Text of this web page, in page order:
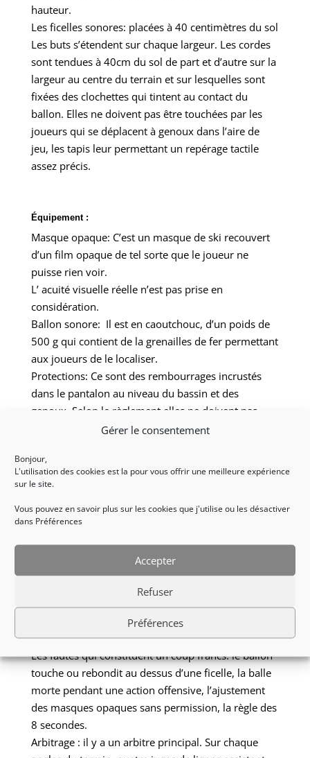
Gérer le consentement
Bonjour,
L'utilisation des cookies est la pour vous offrir une meilleure expérience
sur le site.
Vous pouvez en savoir plus sur les cookies que j'utilise ou les désactiver
dans Préférences
Accepter
Refuser
Préférences
hauteur.
Les ficelles sonores: placées à 40 centimètres du sol
Les buts s’étendent sur chaque largeur. Les cordes
sont tendues à 40cm du sol de part et d’autre sur la
largeur au centre du terrain et sur lesquelles sont
fixées des clochettes qui tintent au contact du
ballon. Elles ne doivent pas être touchées par les
joueurs qui se déplacent à genoux dans l’aire de
jeu, les tapis leur permettant un repérage tactile
assez précis.
Équipement :
Masque opaque: C’est un masque de ski recouvert
d’un film opaque de tel sorte que le joueur ne
puisse rien voir.
L’ acuité visuelle réelle n’est pas prise en
considération.
Ballon sonore: Il est en caoutchouc, d’un poids de
500 g qui contient de la grenailles de fer permettant
aux joueurs de le localiser.
Protections: Ce sont des rembourrages incrustés
dans le pantalon au niveau du bassin et des
genoux. Selon le règlement elles ne doivent pas
excéder les 5cm d’épaisseur.
Règlement :
pour marquer un but. En défense, avec une
Les pénalités: si un joueur commet une faute,
l’arbitre récupère la balle et la donne à l’équipe
adverse pour un tir de pénalité. Trois coup francs
constituent un pénalty, dans ce cas il y a un seul
joueur qui défend contre un joueur qui tir.
Les fautes qui constituent un coup francs: le ballon
touche ou rebondit au dessus d’une ficelle, la balle
morte pendant une action offensive, l’ajustement
des masques opaques sans permission, la règle des
8 secondes.
Arbitrage : il y a un arbitre principal. Sur chaque